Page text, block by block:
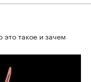
это такое и зачем